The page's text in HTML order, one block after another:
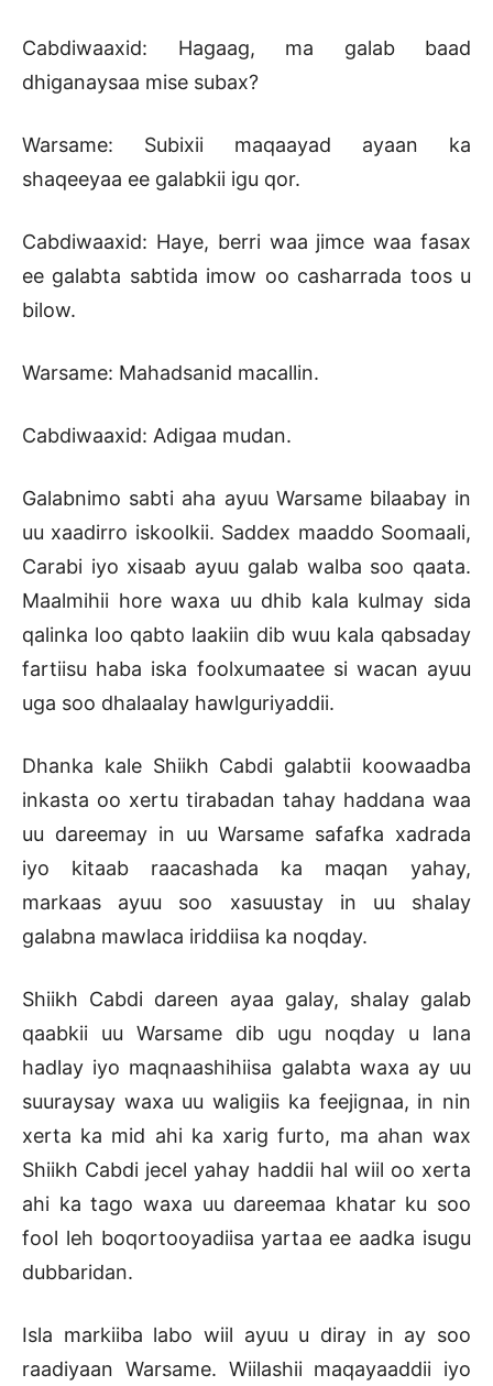
Cabdiwaaxid: Hagaag, ma galab baad
dhiganaysaa mise subax?
Warsame: Subixii maqaayad ayaan ka
shaqeeyaa ee galabkii igu qor.
Cabdiwaaxid: Haye, berri waa jimce waa fasax
ee galabta sabtida imow oo casharrada toos u
bilow.
Warsame: Mahadsanid macallin.
Cabdiwaaxid: Adigaa mudan.
Galabnimo sabti aha ayuu Warsame bilaabay in
uu xaadirro iskoolkii. Saddex maaddo Soomaali,
Carabi iyo xisaab ayuu galab walba soo qaata.
Maalmihii hore waxa uu dhib kala kulmay sida
qalinka loo qabto laakiin dib wuu kala qabsaday
fartiisu haba iska foolxumaatee si wacan ayuu
uga soo dhalaalay hawlguriyaddii.
Dhanka kale Shiikh Cabdi galabtii koowaadba
inkasta oo xertu tirabadan tahay haddana waa
uu dareemay in uu Warsame safafka xadrada
iyo kitaab raacashada ka maqan yahay,
markaas ayuu soo xasuustay in uu shalay
galabna mawlaca iriddiisa ka noqday.
Shiikh Cabdi dareen ayaa galay, shalay galab
qaabkii uu Warsame dib ugu noqday u lana
hadlay iyo maqnaashihiisa galabta waxa ay uu
suuraysay waxa uu waligiis ka feejignaa, in nin
xerta ka mid ahi ka xarig furto, ma ahan wax
Shiikh Cabdi jecel yahay haddii hal wiil oo xerta
ahi ka tago waxa uu dareemaa khatar ku soo
fool leh boqortooyadiisa yartaa ee aadka isugu
dubbaridan.
Isla markiiba labo wiil ayuu u diray in ay soo
raadiyaan Warsame. Wiilashii maqayaaddii iyo